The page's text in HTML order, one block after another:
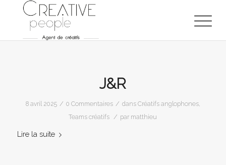
J&R
8 avril 2025 / 0 Commentaires / dans Créatifs anglophones,
Teams créatifs
/ par matthieu
Lire la suite